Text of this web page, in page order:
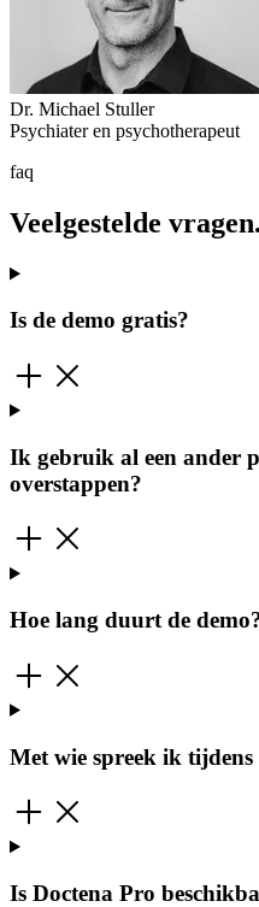
Dr. Michael Stuller
Psychiater en psychotherapeut
faq
Veelgestelde vragen.
Is de demo gratis?
Ik gebruik al een ander
overstappen?
Hoe lang duurt de
Met wie spreek ik tijdens
Is Doctena Pro